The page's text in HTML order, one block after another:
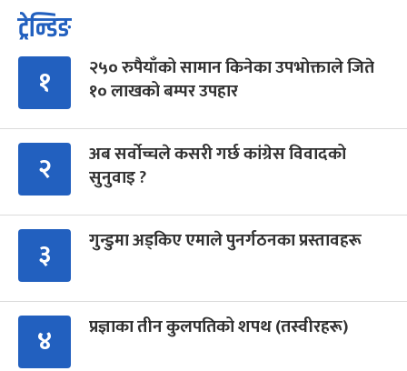
ट्रेन्डिङ
१
२५० रुपैयाँको सामान किनेका उपभोक्ताले जिते
१० लाखको बम्पर उपहार
२
अब सर्वोच्चले कसरी गर्छ कांग्रेस विवादको
सुनुवाइ ?
३ गुन्डुमा अड्किए एमाले पुनर्गठनका प्रस्तावहरू
४ प्रज्ञाका तीन कुलपतिको शपथ (तस्वीरहरू)